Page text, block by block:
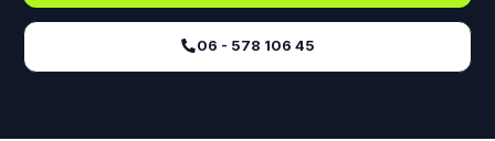
06 - 578 106 45‬